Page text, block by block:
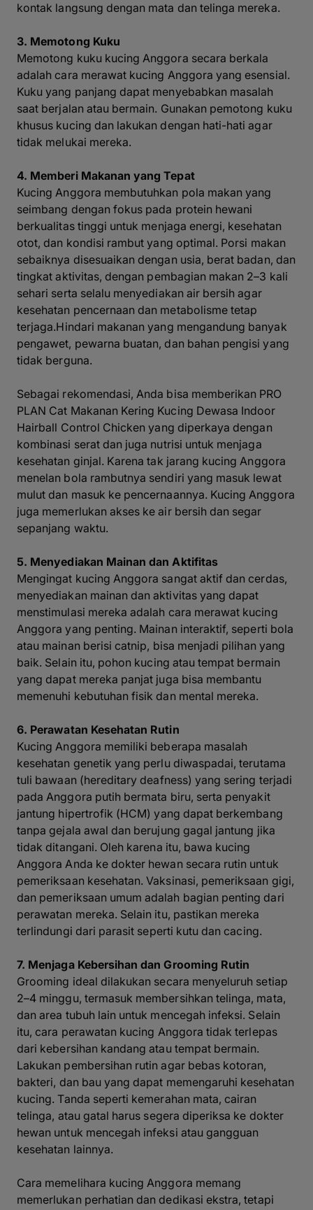
kontak langsung dengan mata dan telinga mereka.
3. Memotong Kuku
Memotong kuku kucing Anggora secara berkala
adalah cara merawat kucing Anggora yang esensial.
Kuku yang panjang dapat menyebabkan masalah
saat berjalan atau bermain. Gunakan pemotong kuku
khusus kucing dan lakukan dengan hati-hati agar
tidak melukai mereka.
4. Memberi Makanan yang Tepat
Kucing Anggora membutuhkan pola makan yang
seimbang dengan fokus pada protein hewani
berkualitas tinggi untuk menjaga energi, kesehatan
otot, dan kondisi rambut yang optimal. Porsi makan
sebaiknya disesuaikan dengan usia, berat badan, dan
tingkat aktivitas, dengan pembagian makan 2–3 kali
sehari serta selalu menyediakan air bersih agar
kesehatan pencernaan dan metabolisme tetap
terjaga.Hindari makanan yang mengandung banyak
pengawet, pewarna buatan, dan bahan pengisi yang
tidak berguna.
Sebagai rekomendasi, Anda bisa memberikan PRO
PLAN Cat Makanan Kering Kucing Dewasa Indoor
Hairball Control Chicken yang diperkaya dengan
kombinasi serat dan juga nutrisi untuk menjaga
kesehatan ginjal. Karena tak jarang kucing Anggora
menelan bola rambutnya sendiri yang masuk lewat
mulut dan masuk ke pencernaannya. Kucing Anggora
juga memerlukan akses ke air bersih dan segar
sepanjang waktu.
5. Menyediakan Mainan dan Aktifitas
Mengingat kucing Anggora sangat aktif dan cerdas,
menyediakan mainan dan aktivitas yang dapat
menstimulasi mereka adalah cara merawat kucing
Anggora yang penting. Mainan interaktif, seperti bola
atau mainan berisi catnip, bisa menjadi pilihan yang
baik. Selain itu, pohon kucing atau tempat bermain
yang dapat mereka panjat juga bisa membantu
memenuhi kebutuhan fisik dan mental mereka.
6. Perawatan Kesehatan Rutin
Kucing Anggora memiliki beberapa masalah
kesehatan genetik yang perlu diwaspadai, terutama
tuli bawaan (hereditary deafness) yang sering terjadi
pada Anggora putih bermata biru, serta penyakit
jantung hipertrofik (HCM) yang dapat berkembang
tanpa gejala awal dan berujung gagal jantung jika
tidak ditangani. Oleh karena itu, bawa kucing
Anggora Anda ke dokter hewan secara rutin untuk
pemeriksaan kesehatan. Vaksinasi, pemeriksaan gigi,
dan pemeriksaan umum adalah bagian penting dari
perawatan mereka. Selain itu, pastikan mereka
terlindungi dari parasit seperti kutu dan cacing.
7. Menjaga Kebersihan dan Grooming Rutin
Grooming ideal dilakukan secara menyeluruh setiap
2–4 minggu, termasuk membersihkan telinga, mata,
dan area tubuh lain untuk mencegah infeksi. Selain
itu, cara perawatan kucing Anggora tidak terlepas
dari kebersihan kandang atau tempat bermain.
Lakukan pembersihan rutin agar bebas kotoran,
bakteri, dan bau yang dapat memengaruhi kesehatan
kucing. Tanda seperti kemerahan mata, cairan
telinga, atau gatal harus segera diperiksa ke dokter
hewan untuk mencegah infeksi atau gangguan
kesehatan lainnya.
Cara memelihara kucing Anggora memang
memerlukan perhatian dan dedikasi ekstra, tetapi